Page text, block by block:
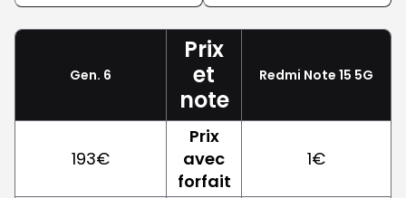
Gen. 6
Prix
et
note
Redmi Note 15 5G
193€
Prix
avec
forfait
1€